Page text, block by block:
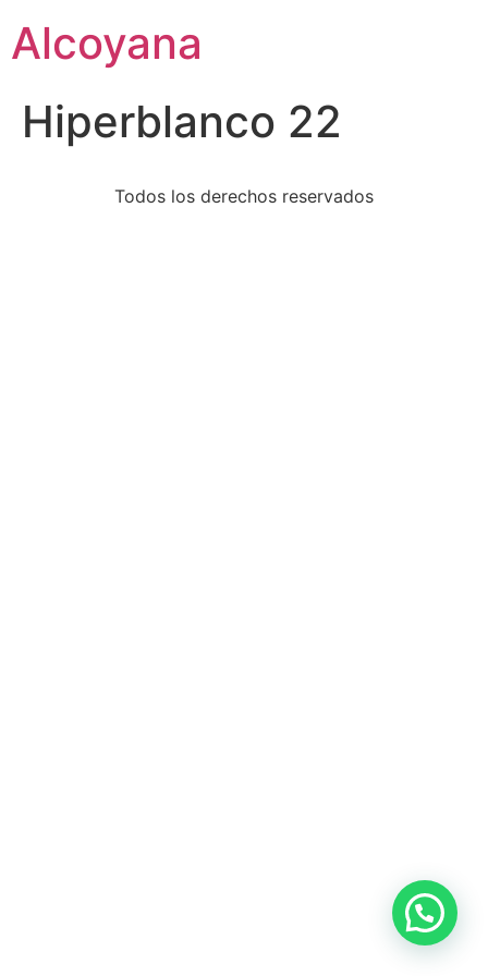
Alcoyana
Hiperblanco 22
Todos los derechos reservados